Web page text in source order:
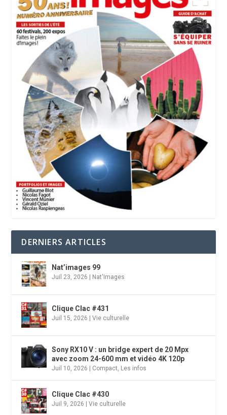
DERNIERS ARTICLES
Nat’images 99
Juil 23, 2026 | Nat'Images
Clique Clac #431
Juil 15, 2026 |Vie culturelle
Sony RX10 V : un bridge expert de 20 Mpx
avec zoom 24-600 mm et vidéo 4K 120p
Juil 10, 2026 | Compact Les infos
Clique Clac #430
Juil 9, 2026 |Vie culturelle